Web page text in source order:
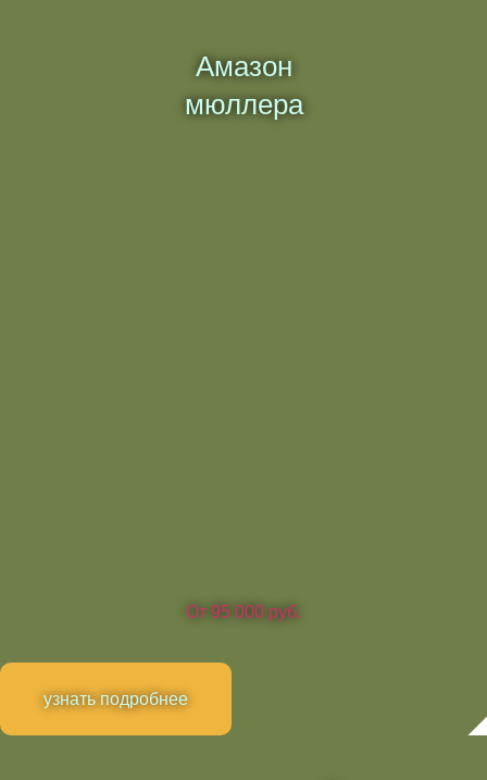
Амазон
мюллера
От 95 000 руб.
узнать подробнее